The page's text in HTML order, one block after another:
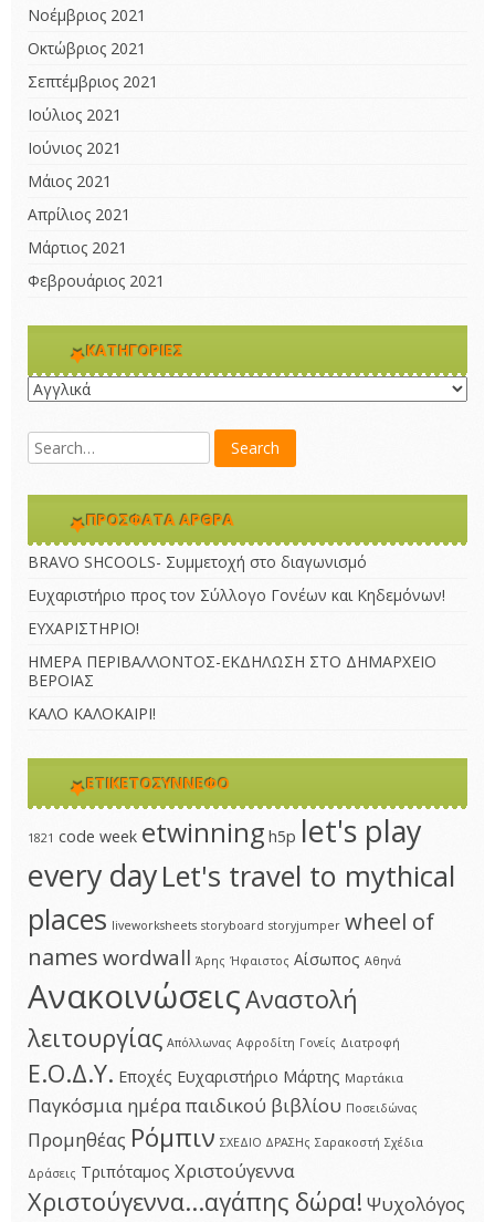
Νοέμβριος 2021
Οκτώβριος 2021
Σεπτέμβριος 2021
Ιούλιος 2021
Ιούνιος 2021
Μάιος 2021
Απρίλιος 2021
Μάρτιος 2021
Φεβρουάριος 2021
KΑΤΗΓΟΡΊΕΣ
Kατηγορίες
ΠΡΌΣΦΑΤΑ ΆΡΘΡΑ
BRAVO SHCOOLS- Συμμετοχή στο διαγωνισμό
Ευχαριστήριο προς τον Σύλλογο Γονέων και Κηδεμόνων!
ΕΥΧΑΡΙΣΤΗΡΙΟ!
ΗΜΕΡΑ ΠΕΡΙΒΑΛΛΟΝΤΟΣ-ΕΚΔΗΛΩΣΗ ΣΤΟ ΔΗΜΑΡΧΕΙΟ
ΒΕΡΟΙΑΣ
ΚΑΛΟ ΚΑΛΟΚΑΙΡΙ!
ΕΤΙΚΕΤΟΣΎΝΝΕΦΟ
1821 code week etwinning h5p let's play
every dayLet's travel to mythical
places liveworksheets storyboard storyjumper wheel of
names wordwall Άρης Ήφαιστος Αίσωπος Αθηνά
ΑνακοινώσειςΑναστολή
λειτουργίας Απόλλωνας Αφροδίτη Γονείς Διατροφή
Ε.Ο.Δ.Υ. Εποχές Ευχαριστήριο Μάρτης Μαρτάκια
Παγκόσμια ημέρα παιδικού βιβλίου Ποσειδώνας
Προμηθέας Ρόμπιν ΣΧΕΔΙΟ ΔΡΑΣΗς Σαρακοστή Σχέδια
Δράσεις Τριπόταμος Χριστούγεννα
Χριστούγεννα...αγάπης δώρα! Ψυχολόγος